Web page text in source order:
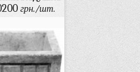
грн./шт.